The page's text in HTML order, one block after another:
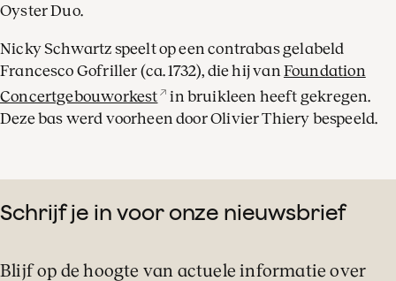
Oyster Duo.
Nicky Schwartz speelt op een contrabas gelabeld
Francesco Gofriller (ca. 1732), die hij van Foundation
Concertgebouworkest
in bruikleen heeft gekregen.
Deze bas werd voorheen door Olivier Thiery bespeeld.
Schrijf je in voor onze nieuwsbrief
Blijf op de hoogte van actuele informatie over